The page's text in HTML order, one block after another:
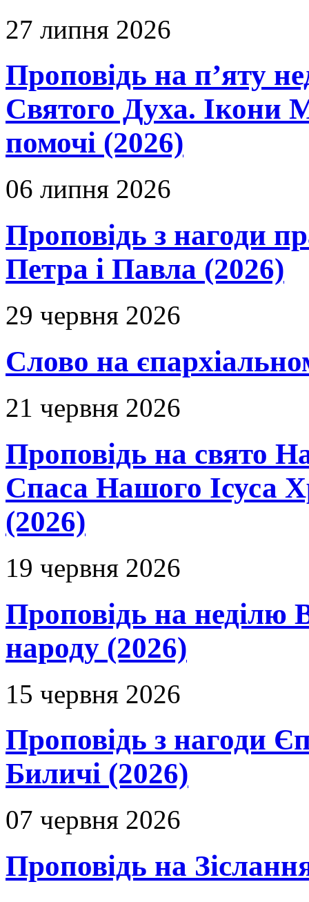
27 липня 2026
Проповідь на п’яту
Святого Духа. Ікони
помочі (2026)
06 липня 2026
Проповідь з нагоди
Петра і Павла (2026)
29 червня 2026
Слово на
21 червня 2026
Проповідь на свято
Спаса Нашого Ісуса
(2026)
19 червня 2026
Проповідь на неділю
народу (2026)
15 червня 2026
Проповідь з нагоди
Биличі (2026)
07 червня 2026
Проповідь на